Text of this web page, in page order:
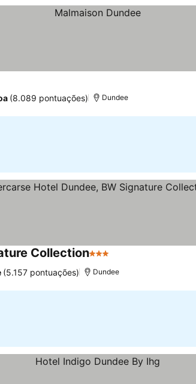
(8.089 pontuações) Dundee
Collection3 Estrelas
(5.157 pontuações) Dundee